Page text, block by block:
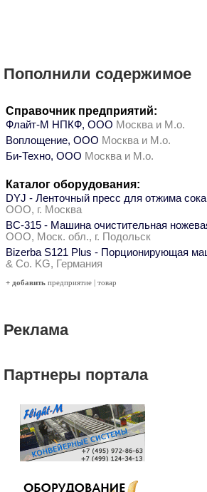
Пополнили содержимое
Справочник предприятий:
Флайт-М НПКФ, ООО Москва и М.о.
Воплощение, ООО Москва и М.о.
Би-Техно, ООО Москва и М.о.
Каталог оборудования:
DYJ - Ленточный пресс для отжима сока
ООО, г. Москва
ВС-315 - Машина очистительная
ООО, Моск. обл., г. Подольск
Bizerba S121 Plus - Порционирующая
& Co. KG, Германия
+ добавить предприятие | товар
Реклама
Партнеры портала